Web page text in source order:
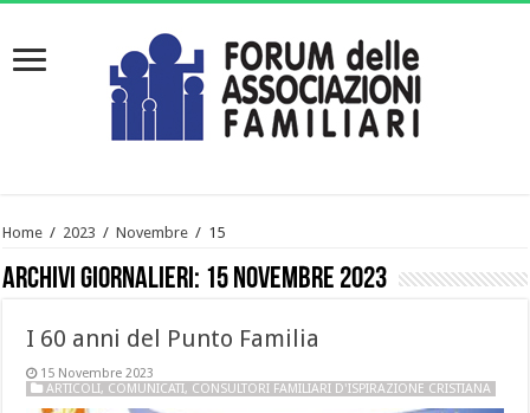
Home / 2023 / Novembre / 15
Archivi giornalieri: 15 Novembre 2023
I 60 anni del Punto Familia
15 Novembre 2023
ARTICOLI, COMUNICATI, CONSULTORI FAMILIARI D'ISPIRAZIONE CRISTIANA